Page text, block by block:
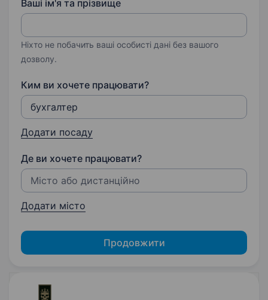
Ваші ім'я та прізвище
Ніхто не побачить ваші особисті дані без вашого
дозволу.
Ким ви хочете працювати?
Додати посаду
Де ви хочете працювати?
Додати місто
Продовжити